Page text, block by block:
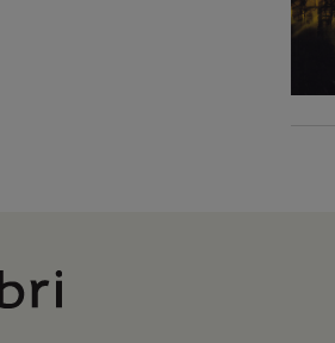
Libri